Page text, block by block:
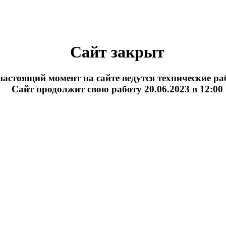
Сайт закрыт
момент на сайте ведутся технические
Сайт продолжит свою работу 20.06.2023 в 12:00